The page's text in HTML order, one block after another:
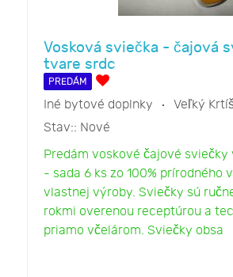
Vosková sviečka - čajová
tvare srdc
PREDÁM
Iné bytové doplnky
Veľký
Stav:: Nové
Predám voskové čajové
- sada 6 ks zo 100% prírodného
vlastnej výroby. Sviečky sú
rokmi overenou receptúrou a
priamo včelárom. Sviečky obsa